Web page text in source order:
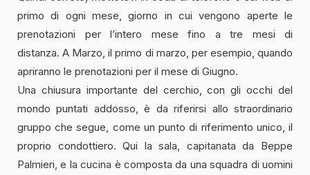
primo di ogni mese, giorno in cui vengono aperte le
prenotazioni per l’intero mese fino a tre mesi di
distanza. A Marzo, il primo di marzo, per esempio, quando
apriranno le prenotazioni per il mese di Giugno.
Una chiusura importante del cerchio, con gli occhi del
mondo puntati addosso, è da riferirsi allo straordinario
gruppo che segue, come un punto di riferimento unico, il
proprio condottiero. Qui la sala, capitanata da Beppe
Palmieri, e la cucina è composta da una squadra di uomini